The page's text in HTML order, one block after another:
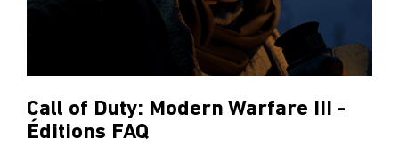
Call of Duty: Modern Warfare III -
Éditions FAQ